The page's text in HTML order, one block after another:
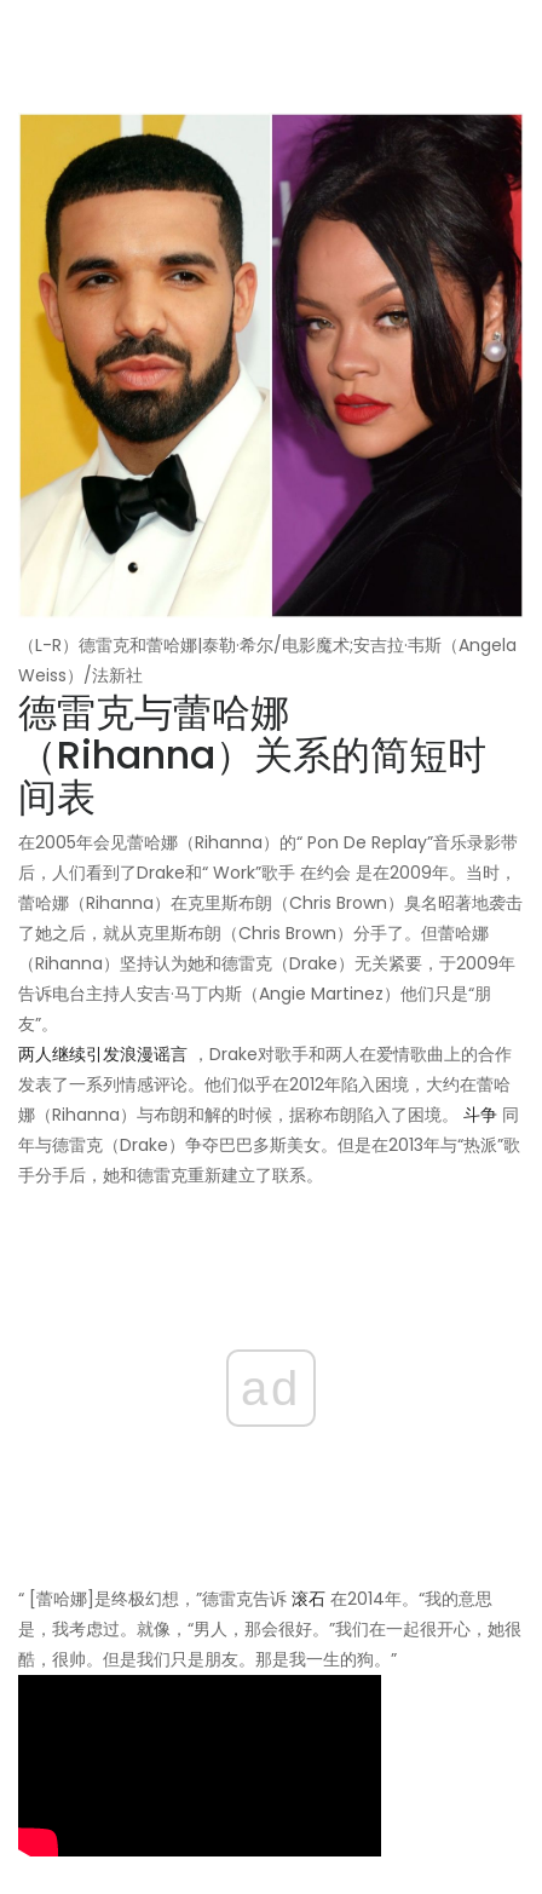
（L-R）德雷克和蕾哈娜|泰勒·希尔/电影魔术;安吉拉·韦斯（Angela
Weiss）/法新社
德雷克与蕾哈娜
（Rihanna）关系的简短时
间表
在2005年会见蕾哈娜（Rihanna）的“ Pon De Replay”音乐录影带
后，人们看到了Drake和“ Work”歌手 在约会 是在2009年。当时，
蕾哈娜（Rihanna）在克里斯布朗（Chris Brown）臭名昭著地袭击
了她之后，就从克里斯布朗（Chris Brown）分手了。但蕾哈娜
（Rihanna）坚持认为她和德雷克（Drake）无关紧要，于2009年
告诉电台主持人安吉·马丁内斯（Angie Martinez）他们只是“朋
友”。
两人继续引发浪漫谣言 ，Drake对歌手和两人在爱情歌曲上的合作
发表了一系列情感评论。他们似乎在2012年陷入困境，大约在蕾哈
娜（Rihanna）与布朗和解的时候，据称布朗陷入了困境。 斗争 同
年与德雷克（Drake）争夺巴巴多斯美女。但是在2013年与“热派”歌
手分手后，她和德雷克重新建立了联系。
ad
“ [蕾哈娜]是终极幻想，”德雷克告诉 滚石 在2014年。“我的意思
是，我考虑过。就像，“男人，那会很好。”我们在一起很开心，她很
酷，很帅。但是我们只是朋友。那是我一生的狗。”